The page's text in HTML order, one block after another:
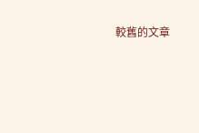
較舊的文章